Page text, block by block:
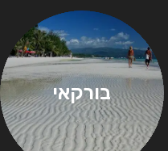
בורקאי